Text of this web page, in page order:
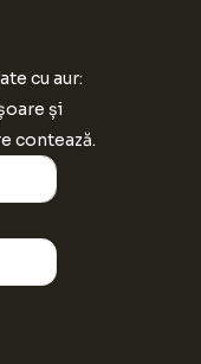
cu aur:
și
contează.